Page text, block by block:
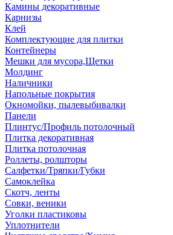
Камины декоративные
Карнизы
Клей
Комплектующие для плитки
Контейнеры
Мешки для мусора,Щетки
Молдинг
Наличники
Напольные покрытия
Окномойки, пылевыбивалки
Панели
Плинтус/Профиль потолочный
Плитка декоративная
Плитка потолочная
Роллеты, ролшторы
Салфетки/Тряпки/Губки
Самоклейка
Скотч, ленты
Совки, веники
Уголки пластиковы
Уплотнители